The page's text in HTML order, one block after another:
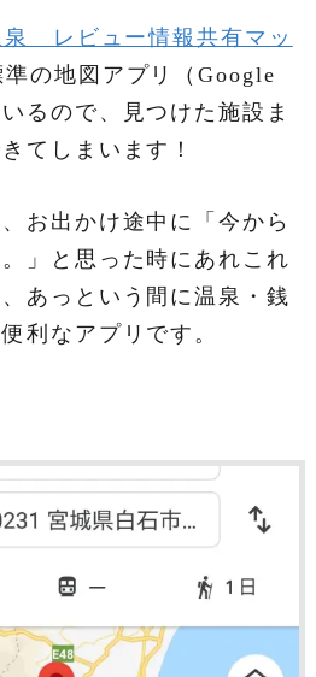
泉 レビュー情報共有マッ
準の地図アプリ（Google
るので、見つけた施設ま
てしまいます！
お出かけ途中に「今から
」と思った時にあれこれ
あっという間に温泉・銭
利なアプリです。